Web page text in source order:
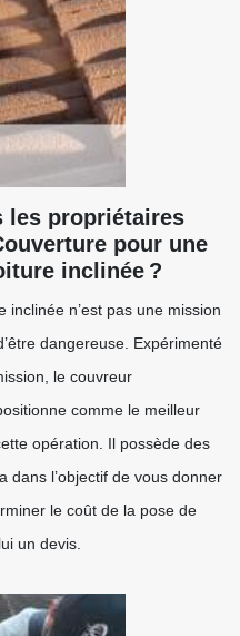
les propriétaires
pour une
inclinée ?
n’est pas une mission
dangereuse. Expérimenté
le couvreur
comme le meilleur
opération. Il possède des
dans l’objectif de vous donner
le coût de la pose de
un devis.